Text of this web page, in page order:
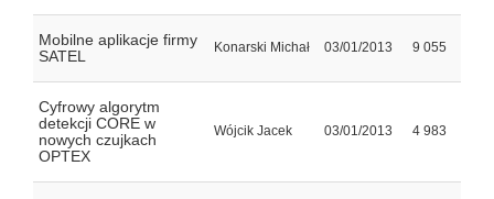
Mobilne aplikacje firmy
SATEL
Konarski Michał 03/01/2013 9 055
Cyfrowy algorytm
detekcji CORE w
nowych czujkach
OPTEX
Wójcik Jacek 03/01/2013 4 983